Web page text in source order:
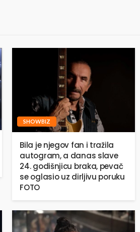
SHOWBIZ
Bila je njegov fan i tražila
autogram, a danas slave
24. godišnjicu braka, pevač
se oglasio uz dirljivu poruku
FOTO